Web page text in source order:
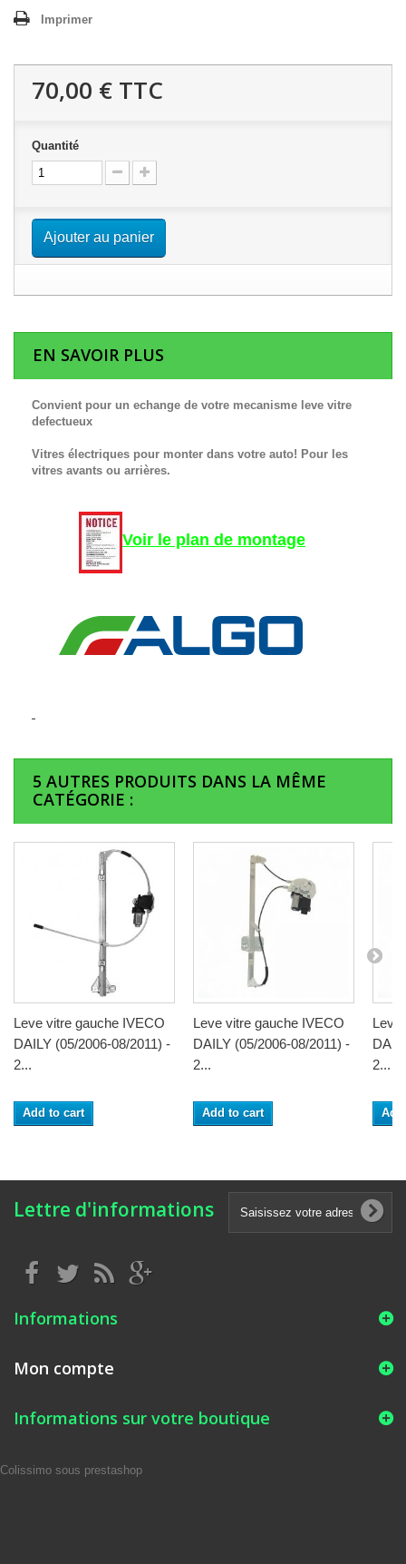
Imprimer
70,00 € TTC
Quantité
Ajouter au panier
EN SAVOIR PLUS
Convient pour un echange de votre mecanisme leve vitre
defectueux
Vitres électriques pour monter dans votre auto! Pour les
vitres avants ou arrières.
Voir le plan de montage
5 AUTRES PRODUITS DANS LA MÊME
CATÉGORIE :
Leve vitre gauche IVECO
DAILY (05/2006-08/2011) -
2...
Add to cart
Leve vitre gauche IVECO
DAILY (05/2006-08/2011) -
2...
Add to cart
Leve
2...
Lettre d'informations
Informations
Mon compte
Informations sur votre boutique
Colissimo sous prestashop